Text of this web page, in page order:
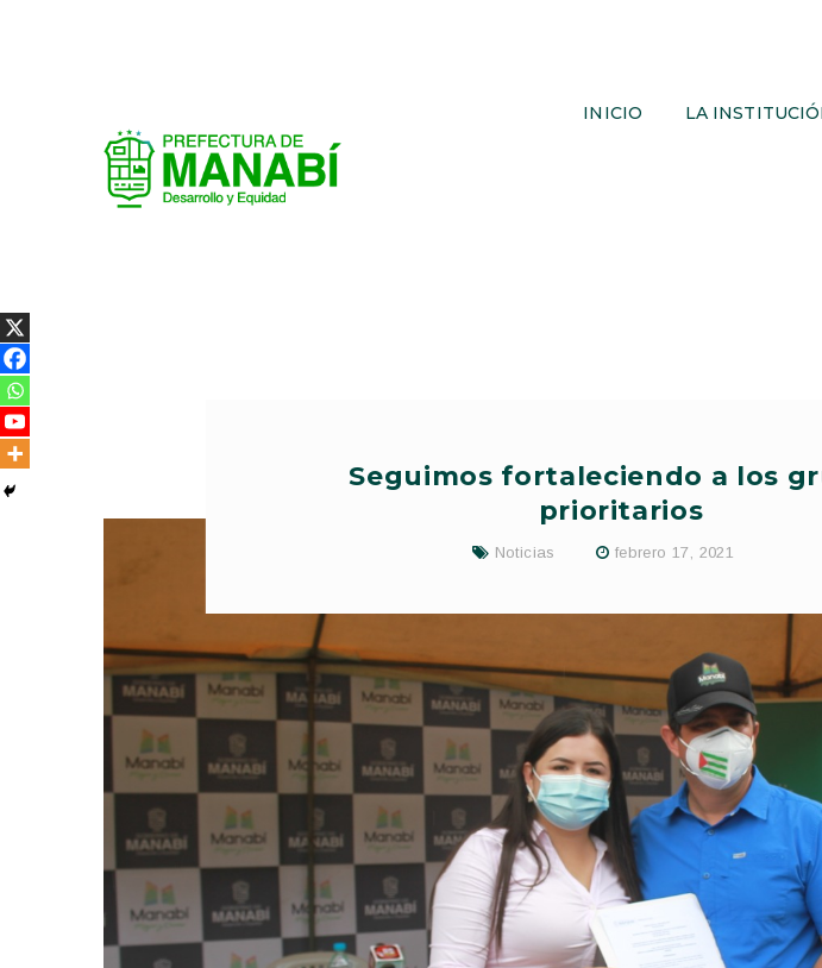
INICIO LA
Seguimos fortaleciendo a los
prioritarios
Noticias febrero 17, 2021